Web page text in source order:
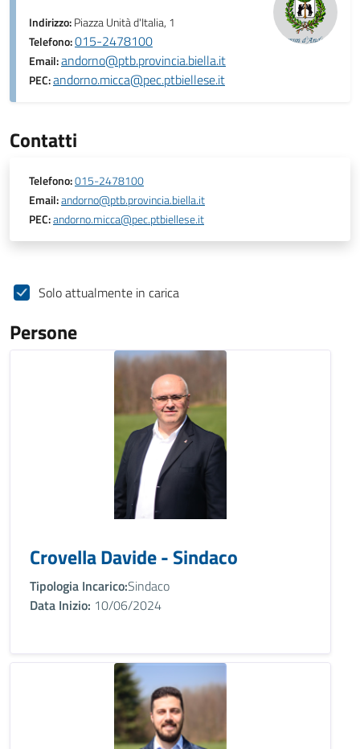
Indirizzo:Piazza Unità d'Italia, 1
Telefono:015-2478100
Email:andorno@ptb.provincia.biella.it
PEC:andorno.micca@pec.ptbiellese.it
Contatti
Telefono:015-2478100
Email:andorno@ptb.provincia.biella.it
PEC:andorno.micca@pec.ptbiellese.it
Solo attualmente in carica
Persone
Crovella Davide - Sindaco
Tipologia Incarico:Sindaco
Data Inizio: 10/06/2024